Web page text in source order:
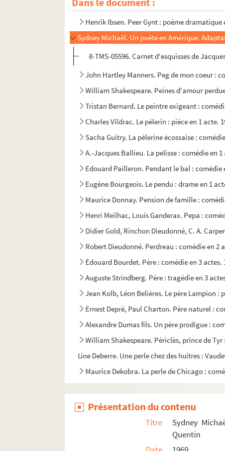
Cyrano de Bergerac. Le pédant joué :
Henrik Ibsen. Peer Gynt : poème dramatique
Sydney Michaël. Un poète en Amérique.
8-TMS-05596. Carnet d'esquisses de
John Hartley Manners. Peg de mon coeur :
William Shakespeare. Peines d'amour
Tristan Bernard. Le peintre exigeant :
Charles Vildrac. Le pèlerin : pièce en 1 acte.
Sacha Guitry. La pèlerine écossaise :
A.-Jacques Ballieu. La pelisse : comédie en 1
Edouard Pailleron. Pendant le bal : comédie
Eugène Bourgeois. Le pendu : drame en 1
Maurice Donnay. Pension de famille :
Henri Meilhac, Louis Ganderax. Pepa :
Didier Gold, Rinchon Dieudonné, C. A.
Robert Dieudonné. Perdreau : comédie en 2
Édouard Bourdet. Père : comédie en 3 actes.
Auguste Strindberg. Père : tragédie en 3
Jean Kolb, Léon Belières. Le père Lampion :
Ernest Depré, Paul Charton. Père naturel :
Alexandre Dumas fils. Un père prodigue :
William Shakespeare. Périclès, prince de
Line Deberre. Une perle chez des huitres :
Maurice Dekobra. La perle de Chicago :
Sacha Guitry. Les perles de la couronne ou
Mélesville, Pierre-Frédéric-Adolphe
Eschyle. Les Perses : tragédie. Traduction
Présentation du contenu
Titre
Sydney
Quentin